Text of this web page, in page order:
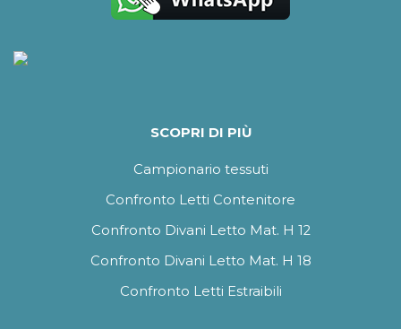
SCOPRI DI PIÙ
Campionario tessuti
Confronto Letti Contenitore
Confronto Divani Letto Mat. H 12
Confronto Divani Letto Mat. H 18
Confronto Letti Estraibili